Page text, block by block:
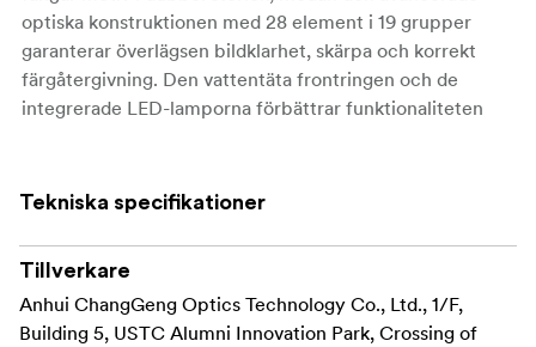
optiska konstruktionen med 28 element i 19 grupper
garanterar överlägsen bildklarhet, skärpa och korrekt
färgåtergivning. Den vattentäta frontringen och de
integrerade LED-lamporna förbättrar funktionaliteten
Nyckelfunktioner:
Unik periskopdesign:
90° frontmoduler, vilket möjliggör oöverträffade
kreativa perspektiv och unika filmvinklar.
Tekniska specifikationer
Tillverkare
Anhui ChangGeng Optics Technology Co., Ltd., 1/F,
Building 5, USTC Alumni Innovation Park, Crossing of